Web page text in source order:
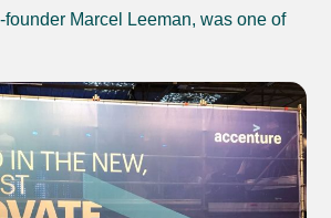
founder Marcel Leeman, was one of